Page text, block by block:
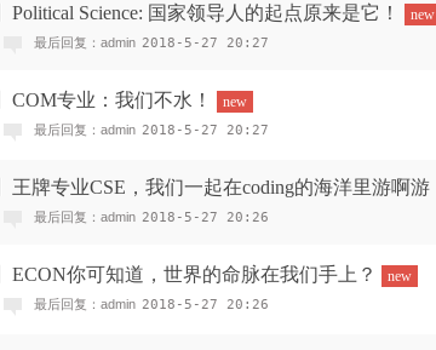
Political Science: 国家领导人的起点原来是它！ new
最后回复：admin 2018-5-27 20:27
COM专业：我们不水！ new
最后回复：admin 2018-5-27 20:27
王牌专业CSE，我们一起在coding的海洋里游啊游
最后回复：admin 2018-5-27 20:26
ECON你可知道，世界的命脉在我们手上？ new
最后回复：admin 2018-5-27 20:26